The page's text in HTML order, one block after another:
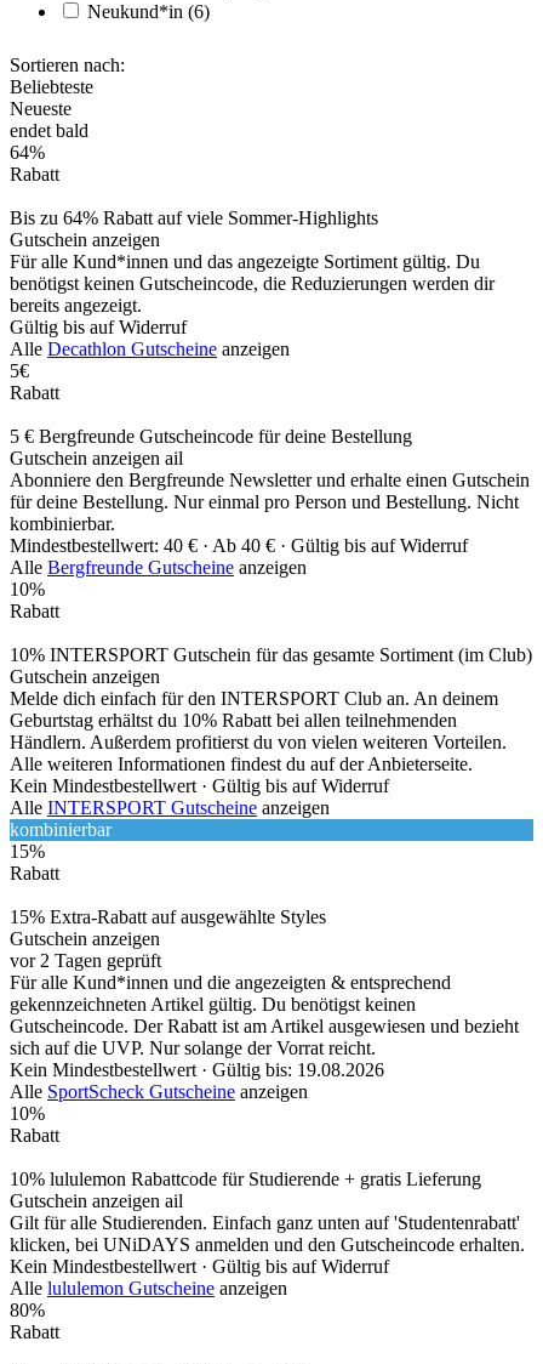
Neukund*in (6)
Sortieren nach:
Beliebteste
Neueste
endet bald
64%
Rabatt
Bis zu 64% Rabatt auf viele Sommer-Highlights
Gutschein anzeigen
Für alle Kund*innen und das angezeigte Sortiment gültig. Du
benötigst keinen Gutscheincode, die Reduzierungen werden dir
bereits angezeigt.
Gültig bis auf Widerruf
Alle Decathlon Gutscheine anzeigen
5€
Rabatt
5 € Bergfreunde Gutscheincode für deine Bestellung
Gutschein anzeigen ail
Abonniere den Bergfreunde Newsletter und erhalte einen Gutschein
für deine Bestellung. Nur einmal pro Person und Bestellung. Nicht
kombinierbar.
Mindestbestellwert: 40 € · Ab 40 € · Gültig bis auf Widerruf
Alle Bergfreunde Gutscheine anzeigen
10%
Rabatt
10% INTERSPORT Gutschein für das gesamte Sortiment (im Club)
Gutschein anzeigen
Melde dich einfach für den INTERSPORT Club an. An deinem
Geburtstag erhältst du 10% Rabatt bei allen teilnehmenden
Händlern. Außerdem profitierst du von vielen weiteren Vorteilen.
Alle weiteren Informationen findest du auf der Anbieterseite.
Kein Mindestbestellwert · Gültig bis auf Widerruf
Alle INTERSPORT Gutscheine anzeigen
kombinierbar
15%
Rabatt
15% Extra-Rabatt auf ausgewählte Styles
Gutschein anzeigen
vor 2 Tagen geprüft
Für alle Kund*innen und die angezeigten & entsprechend
gekennzeichneten Artikel gültig. Du benötigst keinen
Gutscheincode. Der Rabatt ist am Artikel ausgewiesen und bezieht
sich auf die UVP. Nur solange der Vorrat reicht.
Kein Mindestbestellwert · Gültig bis: 19.08.2026
Alle SportScheck Gutscheine anzeigen
10%
Rabatt
10% lululemon Rabattcode für Studierende + gratis Lieferung
Gutschein anzeigen ail
Gilt für alle Studierenden. Einfach ganz unten auf 'Studentenrabatt'
klicken, bei UNiDAYS anmelden und den Gutscheincode erhalten.
Kein Mindestbestellwert · Gültig bis auf Widerruf
Alle lululemon Gutscheine anzeigen
80%
Rabatt